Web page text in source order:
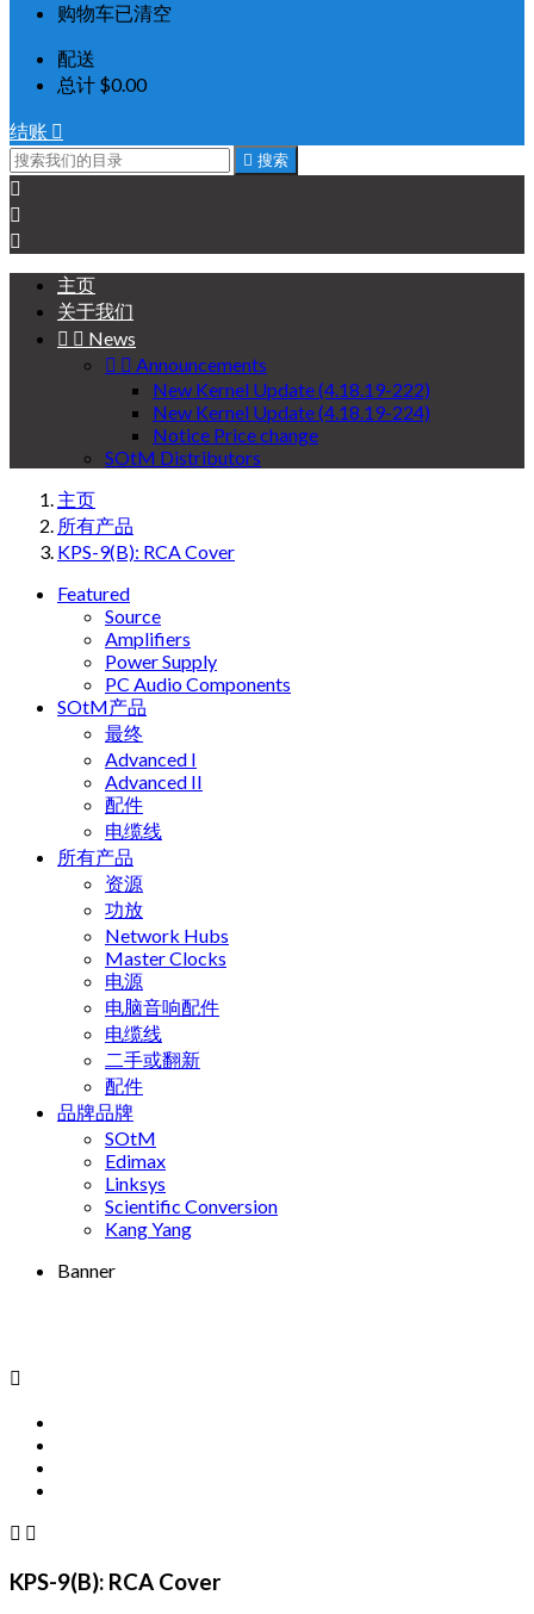
购物车已清空
配送
总计 $0.00
结账 
 搜索



主页
关于我们
  News
  Announcements
New Kernel Update (4.18.19-222)
New Kernel Update (4.18.19-224)
Notice Price change
SOtM Distributors
主页
所有产品
KPS-9(B): RCA Cover
Featured
Source
Amplifiers
Power Supply
PC Audio Components
SOtM产品
最终
Advanced I
Advanced II
配件
电缆线
所有产品
资源
功放
Network Hubs
Master Clocks
电源
电脑音响配件
电缆线
二手或翻新
配件
品牌品牌
SOtM
Edimax
Linksys
Scientific Conversion
Kang Yang
Banner

 
KPS-9(B): RCA Cover